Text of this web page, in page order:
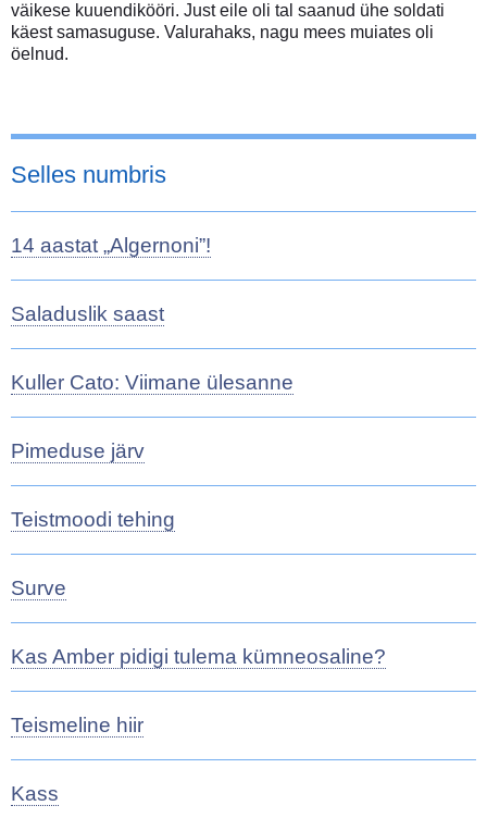
väikese kuuendikööri. Just eile oli tal saanud ühe soldati
käest samasuguse. Valurahaks, nagu mees muiates oli
öelnud.
Selles numbris
14 aastat „Algernoni”!
Saladuslik saast
Kuller Cato: Viimane ülesanne
Pimeduse järv
Teistmoodi tehing
Surve
Kas Amber pidigi tulema kümneosaline?
Teismeline hiir
Kass